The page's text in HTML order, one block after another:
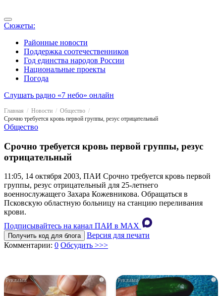
Сюжеты:
Районные новости
Поддержка соотечественников
Год единства народов России
Национальные проекты
Погода
Слушать радио «7 небо» онлайн
Главная Новости
Общество
Срочно требуется кровь первой группы, резус отрицательный
Общество
Срочно требуется кровь первой группы, резус
отрицательный
11:05, 14 октября 2003, ПАИ Срочно требуется кровь первой
группы, резус отрицательный для 25-летнего
военнослужащего Захара Кожевникова. Обращаться в
Псковскую областную больницу на станцию переливания
крови.
Подписывайтесь на канал ПАИ в MAХ
Получить код для блога
Версия для печати
Комментарии: 0 Обсудить >>>
i i